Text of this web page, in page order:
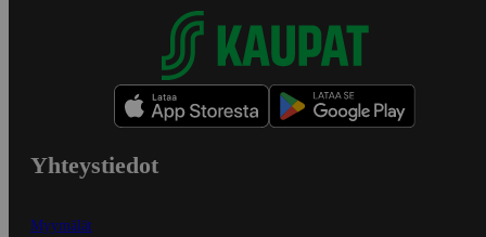
Yhteystiedot
Myymälät